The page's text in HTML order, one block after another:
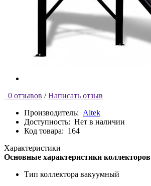
0 отзывов / Написать отзыв
Производитель: Altek
Доступность: Нет в наличии
Код товара: 164
Характеристики
Основные характеристики коллекторов
Тип коллектора вакуумный